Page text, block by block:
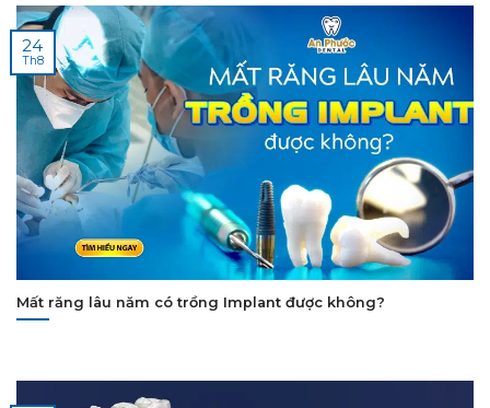
Mất răng lâu năm có trồng Implant được không?
24
Th8